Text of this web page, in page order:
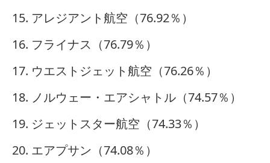
15. アレジアント航空（76.92％）
16. フライナス（76.79％）
17. ウエストジェット航空（76.26％）
18. ノルウェー・エアシャトル（74.57％）
19. ジェットスター航空（74.33％）
20. エアプサン（74.08％）